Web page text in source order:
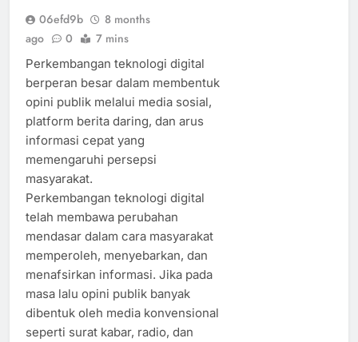
06efd9b
8 months
ago
0 7 mins
Perkembangan teknologi digital
berperan besar dalam membentuk
opini publik melalui media sosial,
platform berita daring, dan arus
informasi cepat yang
memengaruhi persepsi
masyarakat.
Perkembangan teknologi digital
telah membawa perubahan
mendasar dalam cara masyarakat
memperoleh, menyebarkan, dan
menafsirkan informasi. Jika pada
masa lalu opini publik banyak
dibentuk oleh media konvensional
seperti surat kabar, radio, dan